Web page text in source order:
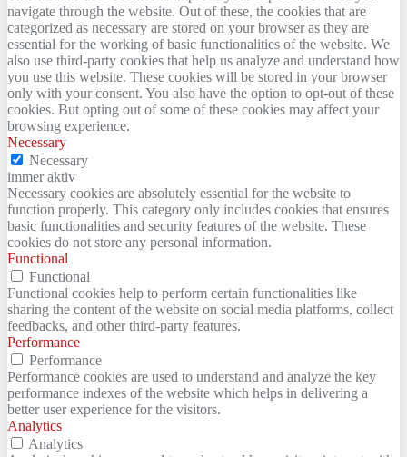
navigate through the website. Out of these, the cookies that are
categorized as necessary are stored on your browser as they are
essential for the working of basic functionalities of the website. We
also use third-party cookies that help us analyze and understand how
you use this website. These cookies will be stored in your browser
only with your consent. You also have the option to opt-out of these
cookies. But opting out of some of these cookies may affect your
browsing experience.
Necessary
Necessary
immer aktiv
Necessary cookies are absolutely essential for the website to
function properly. This category only includes cookies that ensures
basic functionalities and security features of the website. These
cookies do not store any personal information.
Functional
Functional
Functional cookies help to perform certain functionalities like
sharing the content of the website on social media platforms, collect
feedbacks, and other third-party features.
Performance
Performance
Performance cookies are used to understand and analyze the key
performance indexes of the website which helps in delivering a
better user experience for the visitors.
Analytics
Analytics